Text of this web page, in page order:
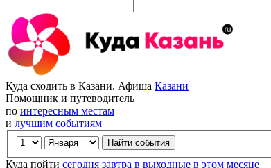
Куда сходить в Казани. Афиша Казани
Помощник и путеводитель
по интересным местам
и лучшим событиям
Куда пойти сегодня завтра в выходные в этом месяце